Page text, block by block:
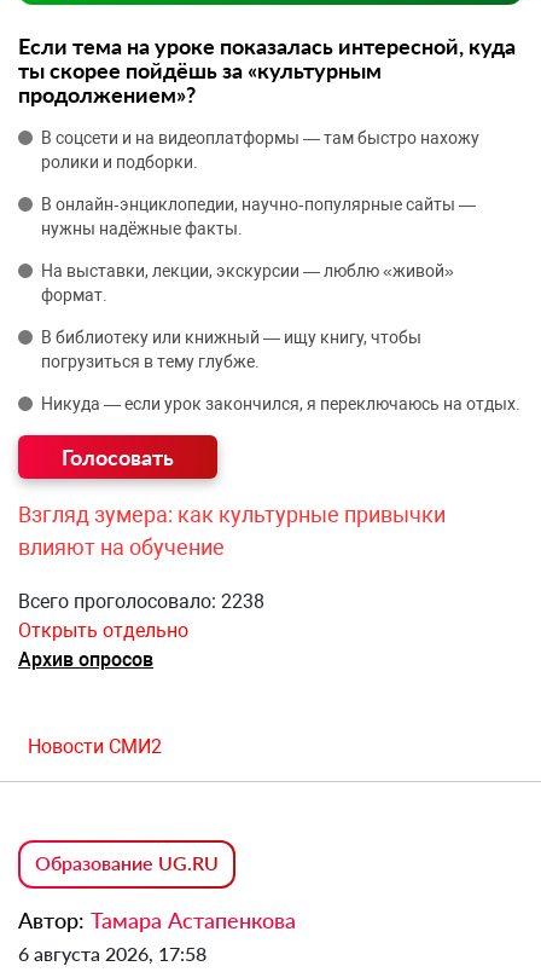
Если тема на уроке показалась интересной, куда
ты скорее пойдёшь за «культурным
продолжением»?
В соцсети и на видеоплатформы — там быстро нахожу
ролики и подборки.
В онлайн‑энциклопедии, научно‑популярные сайты —
нужны надёжные факты.
На выставки, лекции, экскурсии — люблю «живой»
формат.
В библиотеку или книжный — ищу книгу, чтобы
погрузиться в тему глубже.
Никуда — если урок закончился, я переключаюсь на отдых.
Взгляд зумера: как культурные привычки
влияют на обучение
Всего проголосовало: 2238
Открыть отдельно
Архив опросов
Новости СМИ2
Образование UG.RU
Автор: Тамара Астапенкова
6 августа 2026, 17:58